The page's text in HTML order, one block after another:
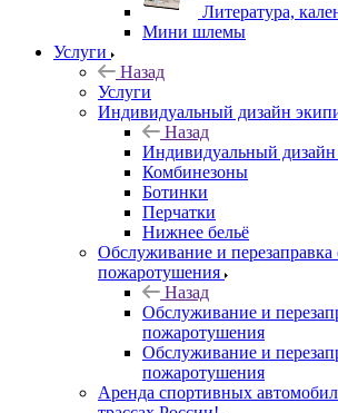
Литература,
Мини шлемы
Услуги
Назад
Услуги
Индивидуальный дизайн
Назад
Индивидуальный
Комбинезоны
Ботинки
Перчатки
Нижнее бельё
Обслуживание и перезаправка
пожаротушения
Назад
Обслуживание и
пожаротушения
Обслуживание и
пожаротушения
Аренда спортивных